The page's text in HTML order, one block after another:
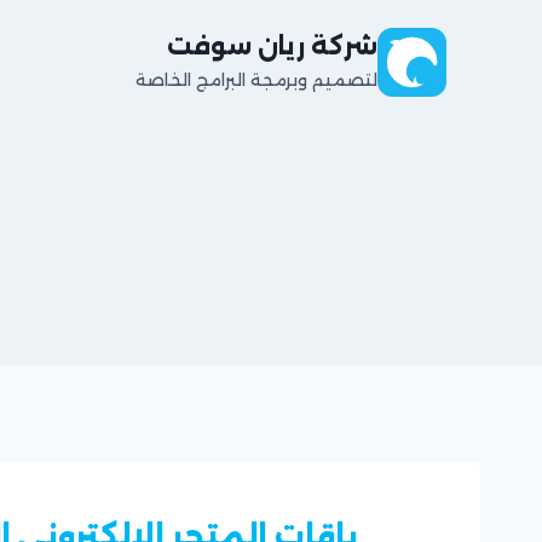
شركة ريان سوفت
لتصميم وبرمجة البرامج الخاصة